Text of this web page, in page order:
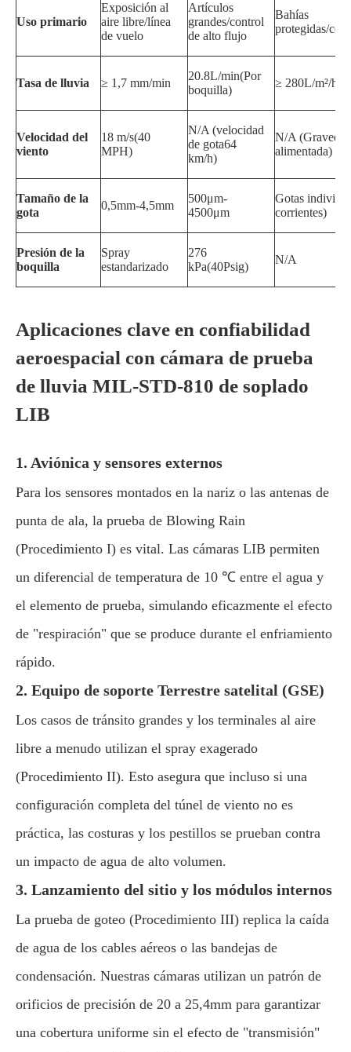
Uso primario
Exposición al
aire libre/línea
de vuelo
Artículos
grandes/control
de alto flujo
Bahías
protegidas/
Tasa de lluvia ≥ 1,7 mm/min
20.8L/min(Por
boquilla)
≥ 280L/m²/hr
Velocidad del
viento
18 m/s(40
MPH)
N/A (velocidad
de gota64
km/h)
N/A (Gravedad
alimentada)
Tamaño de la
gota
0,5mm-4,5mm
500μm-
4500μm
Gotas
corrientes)
Presión de la
boquilla
Spray
estandarizado
276
kPa(40Psig)
N/A
Aplicaciones clave en confiabilidad
aeroespacial con cámara de prueba
de lluvia MIL-STD-810 de soplado
LIB
1. Aviónica y sensores externos
Para los sensores montados en la nariz o las antenas de
punta de ala, la prueba de Blowing Rain
(Procedimiento I) es vital. Las cámaras LIB permiten
un diferencial de temperatura de 10 ℃ entre el agua y
el elemento de prueba, simulando eficazmente el efecto
de "respiración" que se produce durante el enfriamiento
rápido.
2. Equipo de soporte Terrestre satelital (GSE)
Los casos de tránsito grandes y los terminales al aire
libre a menudo utilizan el spray exagerado
(Procedimiento II). Esto asegura que incluso si una
configuración completa del túnel de viento no es
práctica, las costuras y los pestillos se prueban contra
un impacto de agua de alto volumen.
3. Lanzamiento del sitio y los módulos internos
La prueba de goteo (Procedimiento III) replica la caída
de agua de los cables aéreos o las bandejas de
condensación. Nuestras cámaras utilizan un patrón de
orificios de precisión de 20 a 25,4mm para garantizar
una cobertura uniforme sin el efecto de "transmisión"